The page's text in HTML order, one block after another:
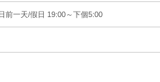
前一天/假日 19:00～下個5:00